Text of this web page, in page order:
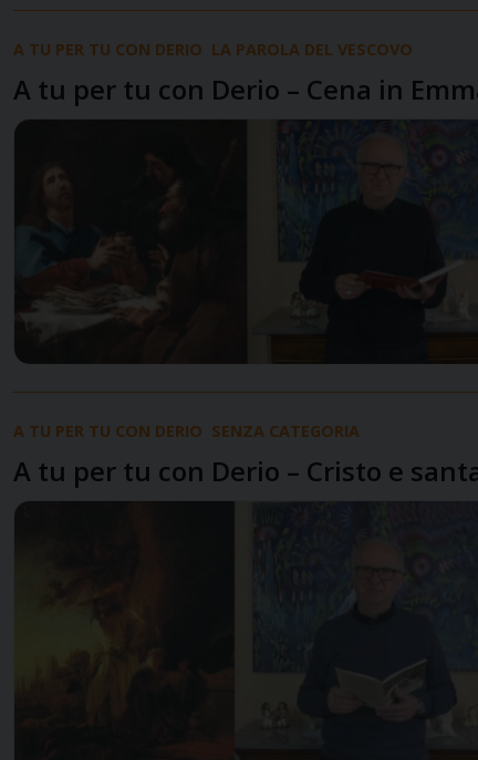
A TU PER TU CON DERIO LA PAROLA DEL VESCOVO
A tu per tu con Derio – Cena in
A TU PER TU CON DERIO SENZA CATEGORIA
A tu per tu con Derio – Cristo e